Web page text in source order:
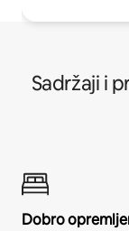
Sadržaji i
Dobro